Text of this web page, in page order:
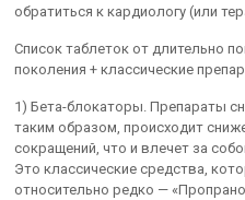
обратиться к кардиологу (или
Список таблеток от длительно
поколения + классические
1) Бета-блокаторы. Препараты
таким образом, происходит
сокращений, что и влечет за
Это классические средства,
относительно редко —